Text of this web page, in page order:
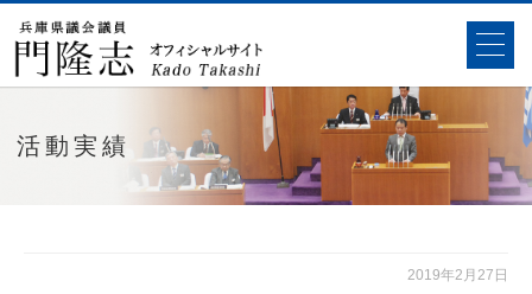
活動実績
2019年2月27日